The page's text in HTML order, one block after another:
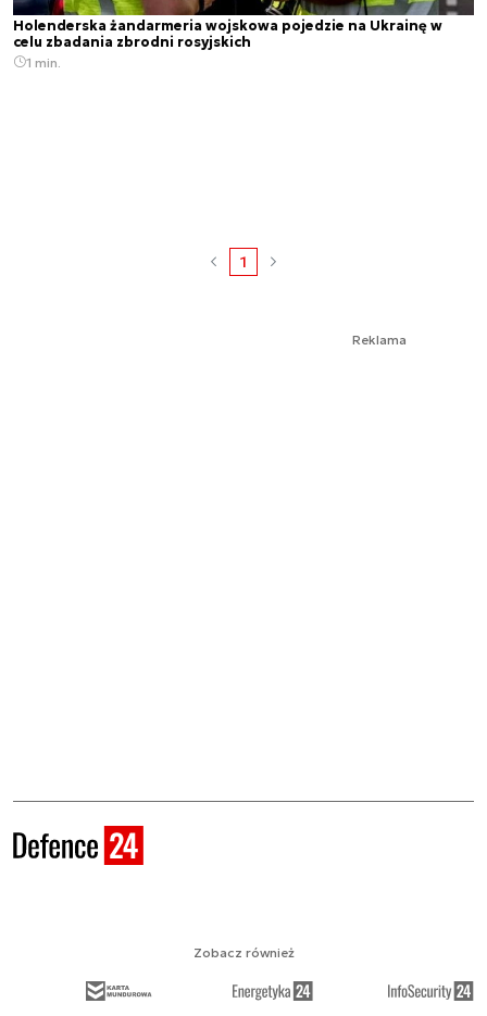
Holenderska żandarmeria wojskowa pojedzie na Ukrainę w
celu zbadania zbrodni rosyjskich
1 min.
1
Reklama
Zobacz również